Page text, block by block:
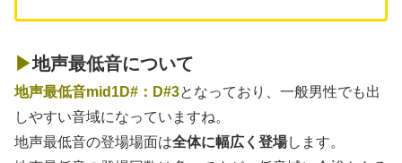
▶地声最低音について
地声最低音mid1D#：D#3となっており、一般男性でも出
しやすい音域になっていますね。
地声最低音の登場場面は全体に幅広く登場します。